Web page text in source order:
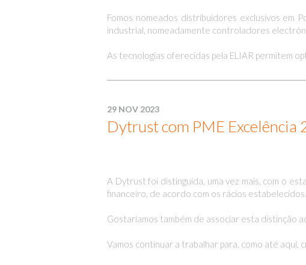
Fomos nomeados distribuidores exclusivos em
industrial, nomeadamente controladores
As tecnologias oferecidas pela ELIAR permitem
29 NOV 2023
Dytrust com PME Excelência
A Dytrust foi distinguida, uma vez mais, com o
financeiro, de acordo com os rácios estabelecidos.
Gostaríamos também de associar esta distinção
Vamos continuar a trabalhar para, como até aqui,